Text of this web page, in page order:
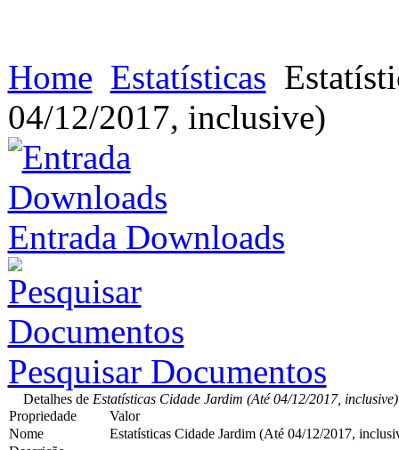
Home Estatísticas
04/12/2017, inclusive)
Entrada Downloads
Pesquisar Documentos
Detalhes de Estatísticas Cidade Jardim (Até 04/12/2017, inclusive)
Propriedade
Valor
Nome
Estatísticas Cidade Jardim (Até 04/12/2017,